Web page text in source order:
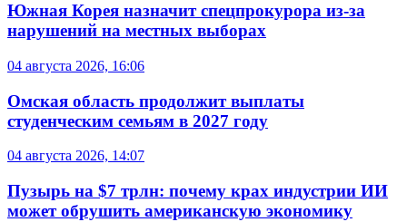
Южная Корея назначит спецпрокурора из-за
нарушений на местных выборах
04 августа 2026, 16:06
Омская область продолжит выплаты
студенческим семьям в 2027 году
04 августа 2026, 14:07
Пузырь на $7 трлн: почему крах индустрии ИИ
может обрушить американскую экономику